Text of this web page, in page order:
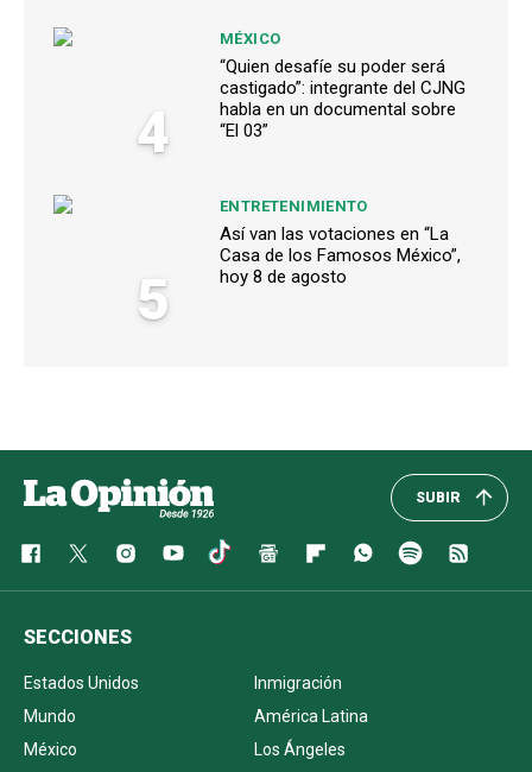
4
MÉXICO
“Quien desafíe su poder será
castigado”: integrante del CJNG
habla en un documental sobre
“El 03”
5
ENTRETENIMIENTO
Así van las votaciones en “La
Casa de los Famosos México”,
hoy 8 de agosto
SUBIR
SECCIONES
Estados Unidos
Inmigración
Mundo
América Latina
México
Los Ángeles